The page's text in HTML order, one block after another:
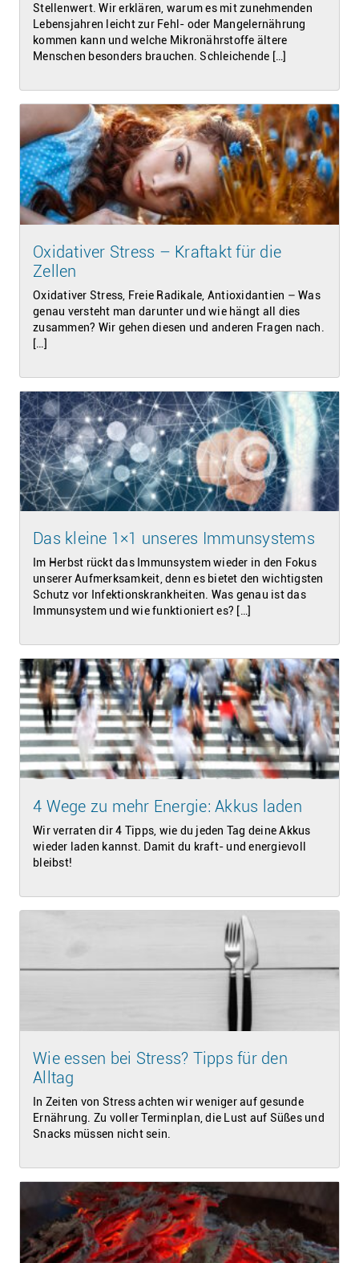
Stellenwert. Wir erklären, warum es mit zunehmenden
Lebensjahren leicht zur Fehl- oder Mangelernährung
kommen kann und welche Mikronährstoffe ältere
Menschen besonders brauchen. Schleichende […]
Oxidativer Stress – Kraftakt für die
Zellen
Oxidativer Stress, Freie Radikale, Antioxidantien – Was
genau versteht man darunter und wie hängt all dies
zusammen? Wir gehen diesen und anderen Fragen nach.
[…]
Das kleine 1×1 unseres Immunsystems
Im Herbst rückt das Immunsystem wieder in den Fokus
unserer Aufmerksamkeit, denn es bietet den wichtigsten
Schutz vor Infektionskrankheiten. Was genau ist das
Immunsystem und wie funktioniert es? […]
4 Wege zu mehr Energie: Akkus laden
Wir verraten dir 4 Tipps, wie du jeden Tag deine Akkus
wieder laden kannst. Damit du kraft- und energievoll
bleibst!
Wie essen bei Stress? Tipps für den
Alltag
In Zeiten von Stress achten wir weniger auf gesunde
Ernährung. Zu voller Terminplan, die Lust auf Süßes und
Snacks müssen nicht sein.